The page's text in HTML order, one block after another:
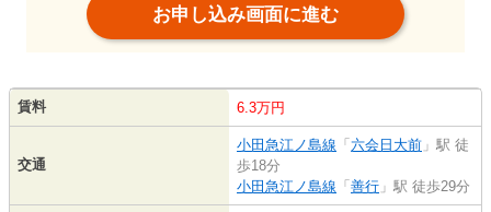
お申し込み画面に進む
賃料 6.3万円
交通
小田急江ノ島線 「六会日大前 」駅 徒
歩18分
小田急江ノ島線 「善行 」駅 徒歩29分